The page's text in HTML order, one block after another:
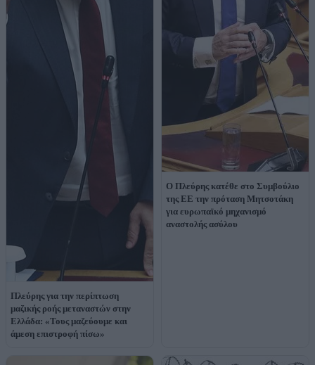
Πλεύρης για την περίπτωση
μαζικής ροής μεταναστών στην
Ελλάδα: «Τους μαζεύουμε και
άμεση επιστροφή πίσω»
Ο Πλεύρης κατέθε στο Συμβούλιο
της ΕΕ την πρόταση Μητσοτάκη
για ευρωπαϊκό μηχανισμό
αναστολής ασύλου